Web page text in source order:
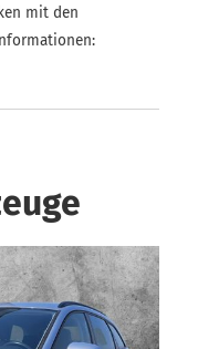
mit den